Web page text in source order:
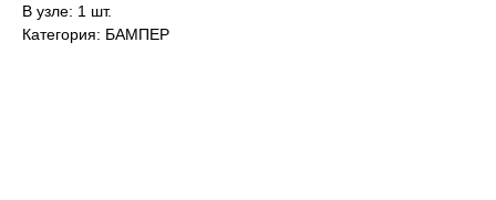
В узле: 1 шт.
Категория: БАМПЕР